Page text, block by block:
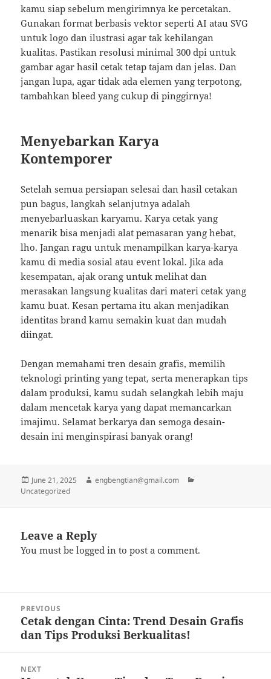
kamu siap sebelum mengirimnya ke percetakan.
Gunakan format berbasis vektor seperti AI atau SVG
untuk logo dan ilustrasi agar tak kehilangan
kualitas. Pastikan resolusi minimal 300 dpi untuk
gambar agar hasil cetak tetap tajam dan jelas. Dan
jangan lupa, agar tidak ada elemen yang terpotong,
tambahkan bleed yang cukup di pinggirnya!
Menyebarkan Karya
Kontemporer
Setelah semua persiapan selesai dan hasil cetakan
pun bagus, langkah selanjutnya adalah
menyebarluaskan karyamu. Karya cetak yang
menarik bisa menjadi alat pemasaran yang hebat,
lho. Jangan ragu untuk menampilkan karya-karya
kamu di media sosial atau event lokal. Jika ada
kesempatan, ajak orang untuk melihat dan
merasakan langsung kualitas dari materi cetak yang
kamu buat. Kesan pertama itu akan menjadikan
identitas brand kamu semakin kuat dan mudah
diingat.
Dengan memahami tren desain grafis, memilih
teknologi printing yang tepat, serta menerapkan tips
dalam produksi, kamu sudah selangkah lebih maju
dalam mencetak karya yang dapat memancarkan
imajimu. Selamat berkarya dan semoga desain-
desain ini menginspirasi banyak orang!
Posted
on
June 21, 2025 Author
engbengtian@gmail.com
Uncategorized
Leave a Reply
You must belogged in to post a comment.
navigation
PREVIOUS
Previous
post:
Cetak dengan Cinta: Trend Desain Grafis
dan Tips Produksi Berkualitas!
NEXT